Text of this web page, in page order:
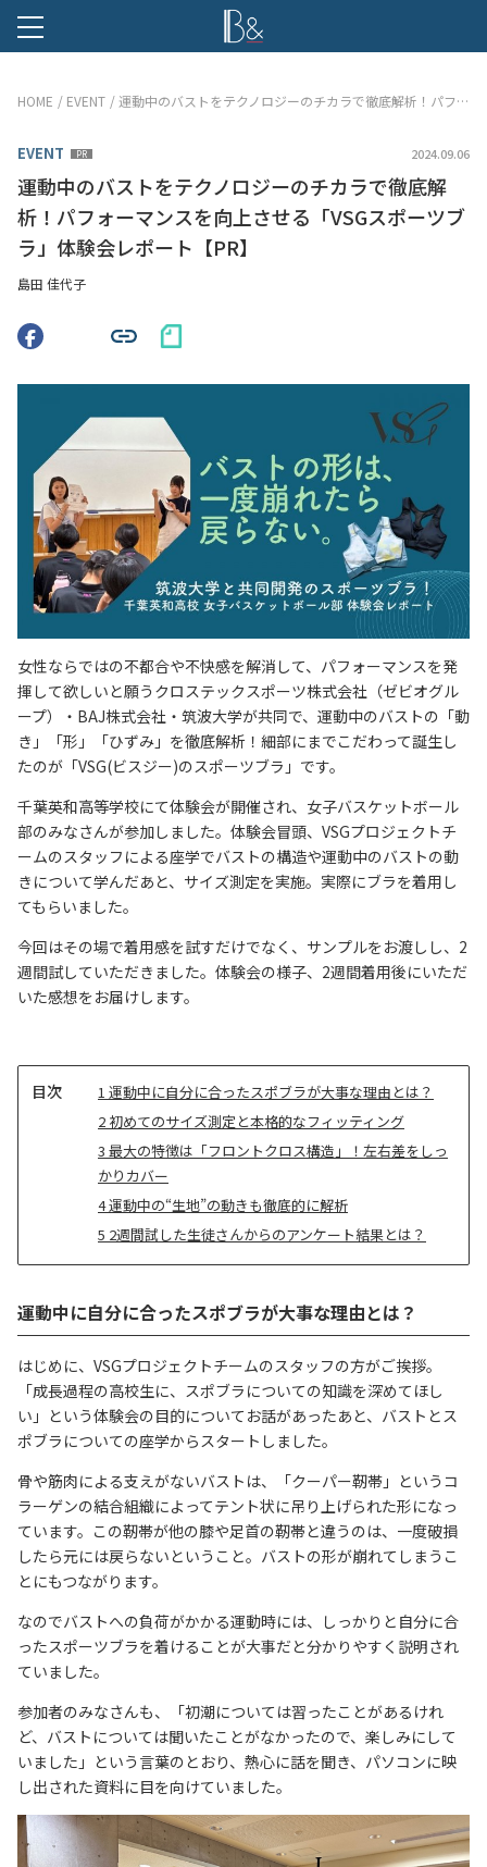
HOME EVENT 運動中のバストをテクノロジーのチカラで徹底解析！パフォーマンスを向上させる「VSGスポーツブラ」体験会レポート【PR】
EVENT PR 2024.09.06
運動中のバストをテクノロジーのチカラで徹底解
析！パフォーマンスを向上させる「VSGスポーツブ
ラ」体験会レポート【PR】
島田 佳代子
女性ならではの不都合や不快感を解消して、パフォーマンスを発
揮して欲しいと願うクロステックスポーツ株式会社（ゼビオグル
ープ）・BAJ株式会社・筑波大学が共同で、運動中のバストの「動
き」「形」「ひずみ」を徹底解析！細部にまでこだわって誕生し
たのが「VSG(ビスジー)のスポーツブラ」です。
千葉英和高等学校にて体験会が開催され、女子バスケットボール
部のみなさんが参加しました。体験会冒頭、VSGプロジェクトチ
ームのスタッフによる座学でバストの構造や運動中のバストの動
きについて学んだあと、サイズ測定を実施。実際にブラを着用し
てもらいました。
今回はその場で着用感を試すだけでなく、サンプルをお渡しし、2
週間試していただきました。体験会の様子、2週間着用後にいただ
いた感想をお届けします。
1 運動中に自分に合ったスポブラが大事な理由とは？
2 初めてのサイズ測定と本格的なフィッティング
3 最大の特徴は「フロントクロス構造」！左右差をしっ
かりカバー
4運動中の“生地”の動きも徹底的に解析
5 2週間試した生徒さんからのアンケート結果とは？
運動中に自分に合ったスポブラが大事な理由とは？
はじめに、VSGプロジェクトチームのスタッフの方がご挨拶。
「成長過程の高校生に、スポブラについての知識を深めてほし
い」という体験会の目的についてお話があったあと、バストとス
ポブラについての座学からスタートしました。
骨や筋肉による支えがないバストは、「クーパー靭帯」というコ
ラーゲンの結合組織によってテント状に吊り上げられた形になっ
ています。この靭帯が他の膝や足首の靭帯と違うのは、一度破損
したら元には戻らないということ。バストの形が崩れてしまうこ
とにもつながります。
なのでバストへの負荷がかかる運動時には、しっかりと自分に合
ったスポーツブラを着けることが大事だと分かりやすく説明され
ていました。
参加者のみなさんも、「初潮については習ったことがあるけれ
ど、バストについては聞いたことがなかったので、楽しみにして
いました」という言葉のとおり、熱心に話を聞き、パソコンに映
し出された資料に目を向けていました。